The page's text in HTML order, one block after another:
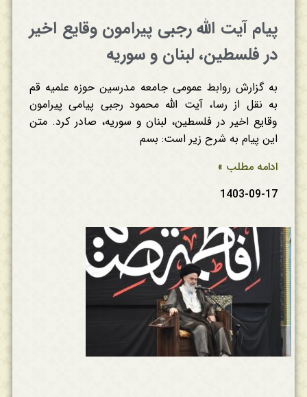
پیام آیت الله رجبی پیرامون وقایع اخیر
در فلسطین، لبنان و سوریه
به گزارش روابط عمومی جامعه مدرسین حوزه علمیه قم
به نقل از رسا، آیت الله محمود رجبی پیامی پیرامون
وقایع اخیر در فلسطین، لبنان و سوریه، صادر کرد. متن
این پیام به شرح زیر است: بسم
ادامه مطلب »
1403-09-17